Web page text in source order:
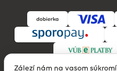
Záleží nám na vašom súkromí